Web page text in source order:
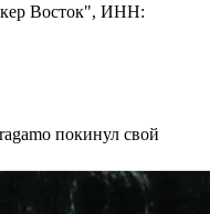
Восток", ИНН:
покинул свой